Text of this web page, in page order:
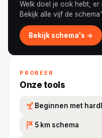
Welk doel je ook hebt, er
Bekijk alle vijf de
Bekijk schema's →
PROBEER
Onze tools
Beginnen met
5K 5 km schema